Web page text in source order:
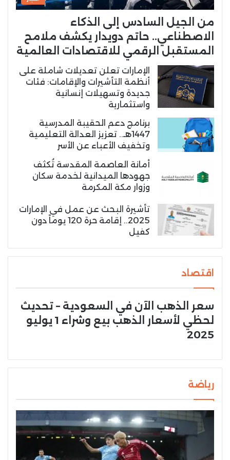
من الجيل السادس إلى الذكاء
الاصطناعي.. حاتم دويدار يكشف ملامح
المستقبل الرقمي للاقتصادات العالمية
الإمارات تعلن تعديلات شاملة على
أنظمة التأشيرات والإقامات: فئات
جديدة وتسهيلات إنسانية
واستثمارية
برنامج دعم الحقيبة المدرسية
1447هـ.. تعزيز العدالة التعليمية
وتخفيف الأعباء عن الأسر
أمانة العاصمة المقدسة تُكثف
جهودها الميدانية لخدمة سكان
وزوار مكة المكرمة
تأشيرة البحث عن عمل في الإمارات
2025.. إقامة حرة 120 يوماً دون
كفيل
اقتصاد
سعر الذهب الآن في السعودية – تحديث
لحظي لأسعار الذهب بيع وشراء 1 يوليو
2025
رياضة